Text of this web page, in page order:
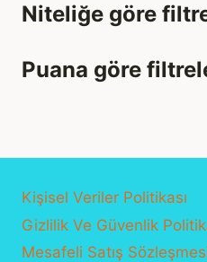
Niteliğe göre
Puana göre
Kişisel Veriler Politikası
Gizlilik Ve Güvenlik
Mesafeli Satış